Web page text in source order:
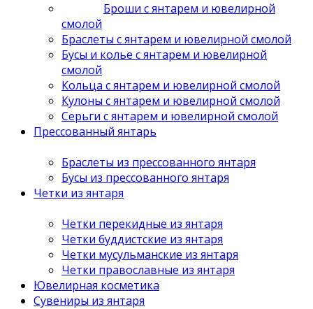
Броши с янтарем и ювелирной
смолой
Браслеты с янтарем и ювелирной смолой
Бусы и колье с янтарем и ювелирной
смолой
Кольца с янтарем и ювелирной смолой
Кулоны с янтарем и ювелирной смолой
Серьги с янтарем и ювелирной смолой
Прессованный янтарь
Браслеты из прессованного янтаря
Бусы из прессованного янтаря
Четки из янтаря
Четки перекидные из янтаря
Четки буддистские из янтаря
Четки мусульманские из янтаря
Четки православные из янтаря
Ювелирная косметика
Сувениры из янтаря